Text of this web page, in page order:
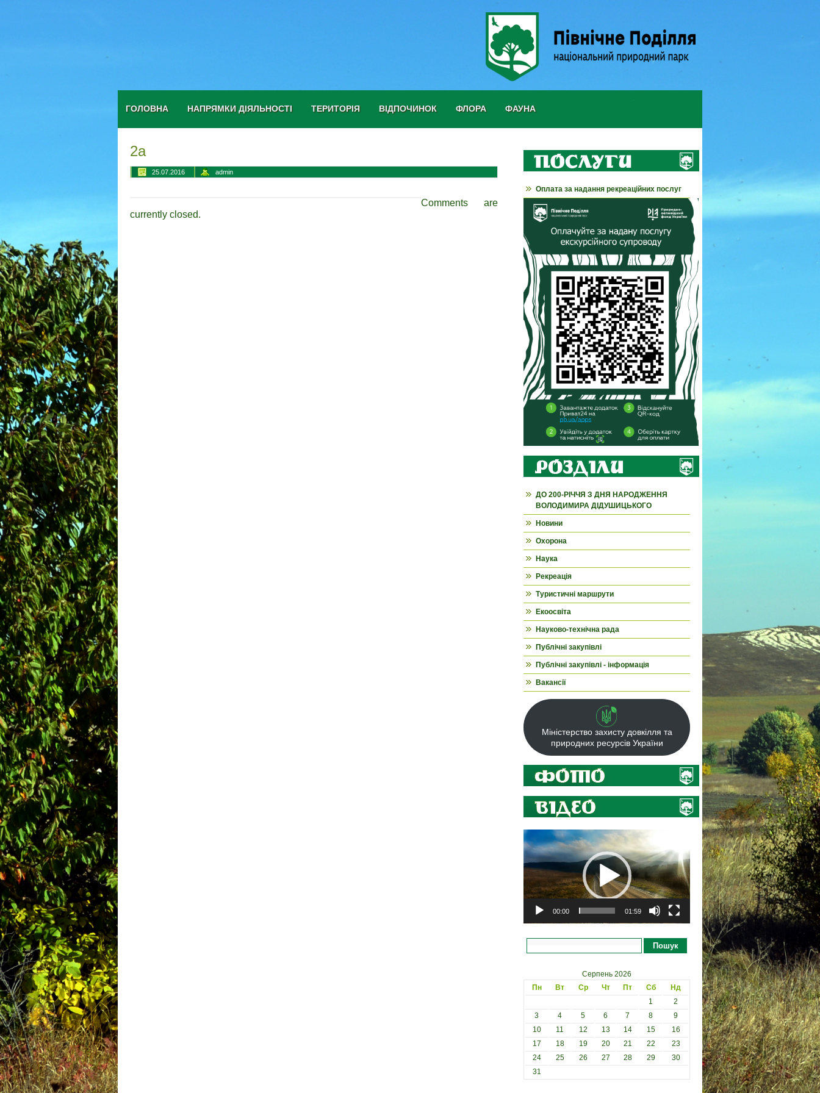
ГОЛОВНА НАПРЯМКИ ДІЯЛЬНОСТІ ТЕРИТОРІЯ ВІДПОЧИНОК ФЛОРА ФАУНА
2а
25.07.2016 admin
Comments are
currently closed.
Оплата за надання рекреаційних послуг
ДО 200-РІЧЧЯ З ДНЯ НАРОДЖЕННЯ
ВОЛОДИМИРА ДІДУШИЦЬКОГО
Новини
Охорона
Наука
Рекреація
Туристичні маршрути
Екоосвіта
Науково-технічна рада
Публічні закупівлі
Публічні закупівлі - інформація
Вакансії
Міністерство захисту довкілля та
природних ресурсів України
Відеопрогравач
00:00 01:59
Пошук
Серпень 2026
Пн
Вт Ср Чт Пт Сб
Нд
1
2
3
4 5 6 7 8
9
10
11 12 13 14 15
16
17
18 19 20 21 22
23
24
25 26 27 28 29
30
31